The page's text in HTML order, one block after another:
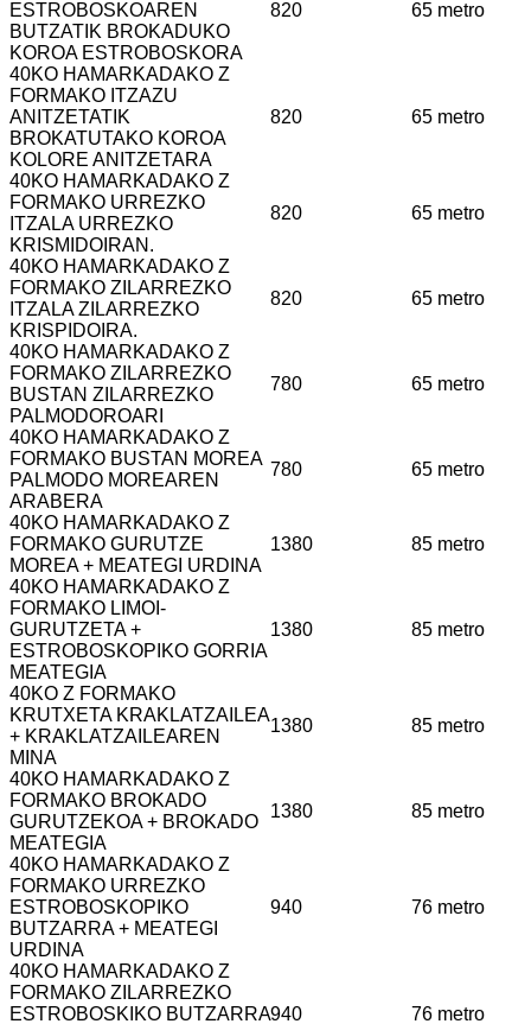
ESTROBOSKOAREN
BUTZATIK BROKADUKO
KOROA ESTROBOSKORA
820 65 metro
40KO HAMARKADAKO Z
FORMAKO ITZAZU
ANITZETATIK
BROKATUTAKO KOROA
KOLORE ANITZETARA
820 65 metro
40KO HAMARKADAKO Z
FORMAKO URREZKO
ITZALA URREZKO
KRISMIDOIRAN.
820 65 metro
40KO HAMARKADAKO Z
FORMAKO ZILARREZKO
ITZALA ZILARREZKO
KRISPIDOIRA.
820 65 metro
40KO HAMARKADAKO Z
FORMAKO ZILARREZKO
BUSTAN ZILARREZKO
PALMODOROARI
780 65 metro
40KO HAMARKADAKO Z
FORMAKO BUSTAN MOREA
PALMODO MOREAREN
ARABERA
780 65 metro
40KO HAMARKADAKO Z
FORMAKO GURUTZE
MOREA + MEATEGI URDINA
1380 85 metro
40KO HAMARKADAKO Z
FORMAKO LIMOI-
GURUTZETA +
ESTROBOSKOPIKO GORRIA
MEATEGIA
1380 85 metro
40KO Z FORMAKO
KRUTXETA KRAKLATZAILEA
+ KRAKLATZAILEAREN
MINA
1380 85 metro
40KO HAMARKADAKO Z
FORMAKO BROKADO
GURUTZEKOA + BROKADO
MEATEGIA
1380 85 metro
40KO HAMARKADAKO Z
FORMAKO URREZKO
ESTROBOSKOPIKO
BUTZARRA + MEATEGI
URDINA
940 76 metro
40KO HAMARKADAKO Z
FORMAKO ZILARREZKO
ESTROBOSKIKO BUTZARRA940 76 metro